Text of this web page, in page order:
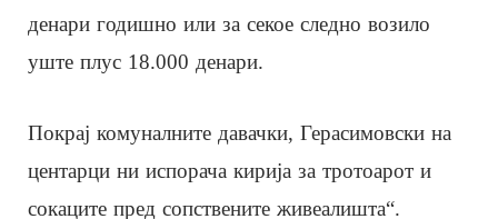
денари годишно или за секое следно возило
уште плус 18.000 денари.
Покрај комуналните давачки, Герасимовски на
центарци ни испорача кирија за тротоарот и
сокаците пред сопствените живеалишта“.